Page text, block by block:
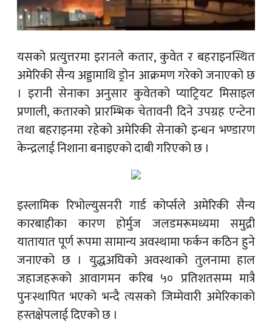
यसको प्रत्युत्तरमा इरानले कतार, कुवेत र बहराइनस्थित
अमेरिकी सैन्य अड्डामाथि ड्रोन आक्रमण गरेको जनाएको छ
। इरानी सेनाका अनुसार कुवेतको प्याट्रियट मिसाइल
प्रणाली, कतारको प्रारम्भिक चेतावनी दिने उपग्रह एन्टेना
तथा बहराइनमा रहेको अमेरिकी सेनाको इन्धन भण्डारण
केन्द्रलाई निशाना बनाइएको दाबी गरिएको छ ।
इस्लामिक रिभोल्युसनरी गार्ड कोर्प्सले अमेरिकी सैन्य
कारबाहीका कारण होर्मुज जलडमरूमध्यमा समुद्री
यातायात पूर्ण रूपमा सामान्य अवस्थामा फर्कन कठिन हुने
जनाएको छ । युद्धअघिको अवस्थाको तुलनामा हाल
जहाजहरूको आवागमन करिब ५० प्रतिशतसम्म मात्रै
पुनःस्थापित भएको भन्दै त्यसको जिम्मेवारी अमेरिकाको
हस्तक्षेपलाई दिएको छ ।